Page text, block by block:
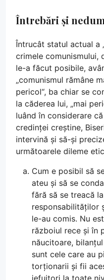
Întrebări și
Întrucât statul actual a
crimele comunismului,
le-a făcut posibile,
„comunismul rămâne
pericol“, ba chiar se
la căderea lui, „mai
luând în considerare
credinței creștine,
intervină și să-și
următoarele dileme
Cum e posibil să
ateu și să se
fără să se treacă
responsabilităților
le-au comis. Nu
războiul rece și în
năucitoare,
sunt cele care au
torționarii și fii
jefuitori la toate